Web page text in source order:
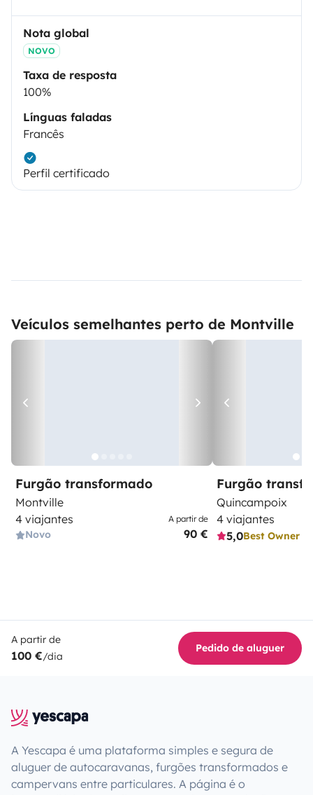
Nota global
NOVO
Taxa de resposta
100%
Línguas faladas
Francês
Perfil certificado
Veículos semelhantes perto de Montville
Furgão transformado
Montville
4 viajantes
Novo
A partir de
90 €
Furgão
Quincampoix
4 viajantes
5,0Best Owner
A partir de
100 €/dia
Pedido de aluguer
A Yescapa é uma plataforma simples e segura de
aluguer de autocaravanas, furgões transformados e
campervans entre particulares. A página é o